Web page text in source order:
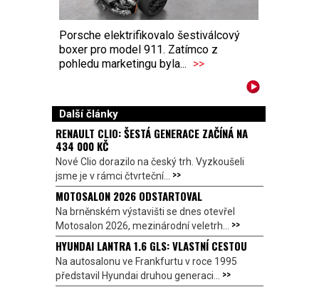
Porsche elektrifikovalo šestiválcový
boxer pro model 911. Zatímco z
pohledu marketingu byla... >>
Další články
RENAULT CLIO: ŠESTÁ GENERACE ZAČÍNÁ NA
434 000 KČ
Nové Clio dorazilo na český trh. Vyzkoušeli
jsme je v rámci čtvrteční... >>
MOTOSALON 2026 ODSTARTOVAL
Na brněnském výstavišti se dnes otevřel
Motosalon 2026, mezinárodní veletrh... >>
HYUNDAI LANTRA 1.6 GLS: VLASTNÍ CESTOU
Na autosalonu ve Frankfurtu v roce 1995
představil Hyundai druhou generaci... >>